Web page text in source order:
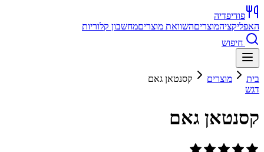
פודיפדיה
האפליקציהמוצריםהשוואת מוצריםמחשבון קלוריות
חיפוש
בית מוצרים
קסנטאן גאם
דגש
קסנטאן גאם